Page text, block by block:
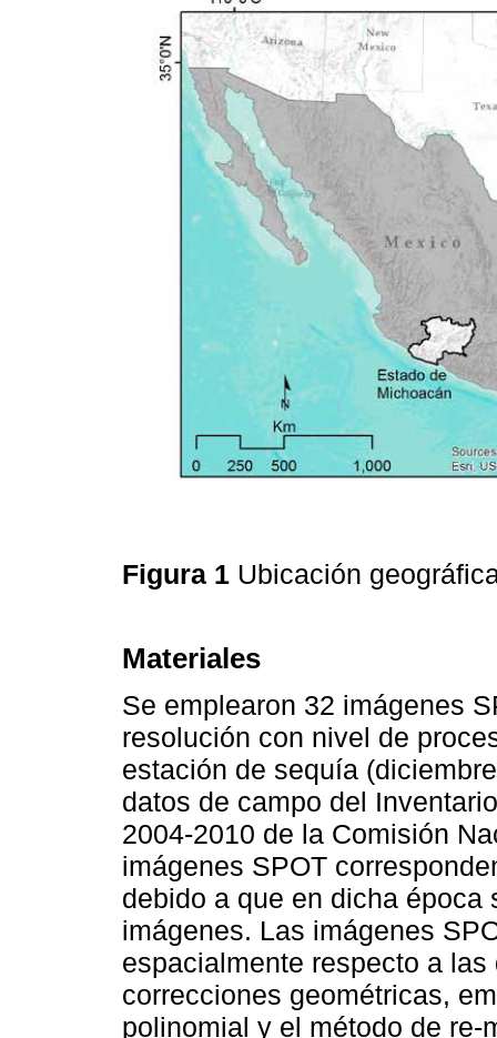
Figura 1 Ubicación
Materiales
Se emplearon 32 imágenes
resolución con nivel de
estación de sequía
datos de campo del
2004-2010 de la Comisión
imágenes SPOT
debido a que en dicha
imágenes. Las imágenes
espacialmente respecto a
correcciones geométricas,
polinomial y el método de